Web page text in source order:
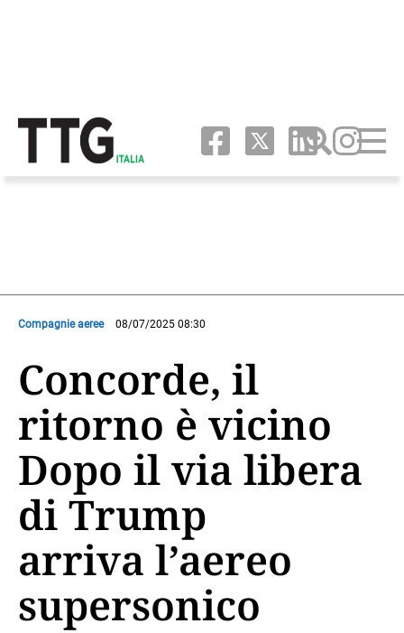
Compagnie aeree 08/07/2025 08:30
Concorde, il
ritorno è vicino
Dopo il via libera
di Trump
arriva l’aereo
supersonico